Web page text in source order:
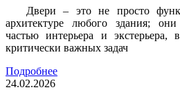
Двери – это не просто
архитектуре любого здания;
частью интерьера и
критически важных задач
Подробнее
24.02.2026